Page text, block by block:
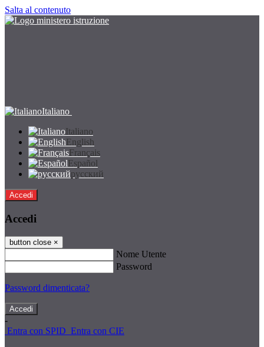
Salta al contenuto
Italiano
Italiano
English
Français
Español
русский
Accedi
Accedi
button close ×
Nome Utente
Password
Password dimenticata?
-
Entra con SPID Entra con CIE